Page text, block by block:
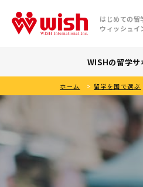
はじめての留
ウィッシュイ
WISHの留学サ
ホーム > 留学を国で選ぶ